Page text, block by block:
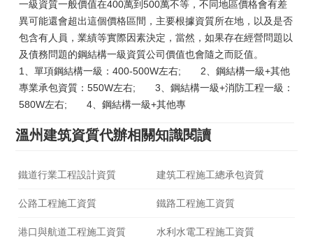
一級資質一般價值在400萬到500萬不等，不同地區價格會有差
異可能還會超出這個價格區間，主要根據資質所在地，以及是否
包含有人員，業績等實際因素決定，當然，如果存在經營問題以
及債務問題的鋼結構一級資質公司價值也會隨之而貶值。
1、單項鋼結構一級：400-500W左右; 2、鋼結構一級+其他
專業承包資質：550W左右; 3、鋼結構一級+消防工程一級：
580W左右; 4、鋼結構一級+其他專
溫州建筑資質代辦相關知識閱讀
鐵道行業工程設計資質 建筑工程施工總承包資質
公路工程施工資質 鐵路工程施工資質
港口與航道工程施工資質 水利水電工程施工資質